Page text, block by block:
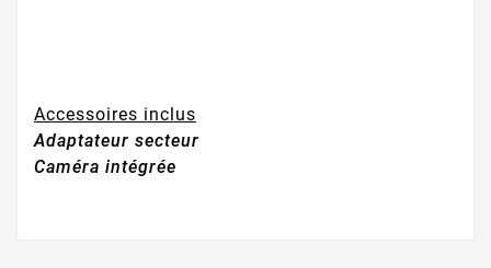
Accessoires inclus
Adaptateur secteur
Caméra intégrée